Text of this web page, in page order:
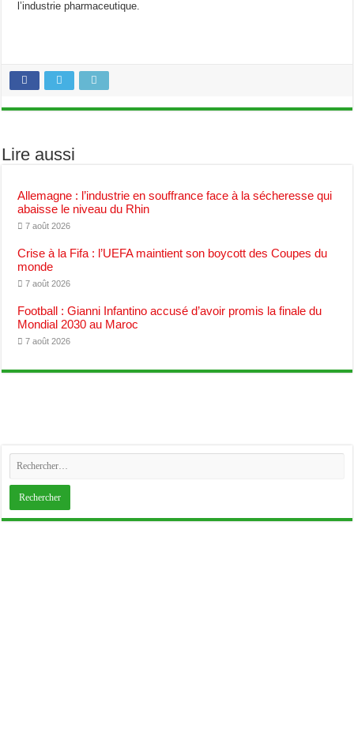
l’industrie pharmaceutique.
Lire aussi
Allemagne : l’industrie en souffrance face à la sécheresse qui
abaisse le niveau du Rhin
7 août 2026
Crise à la Fifa : l’UEFA maintient son boycott des Coupes du
monde
7 août 2026
Football : Gianni Infantino accusé d’avoir promis la finale du
Mondial 2030 au Maroc
7 août 2026